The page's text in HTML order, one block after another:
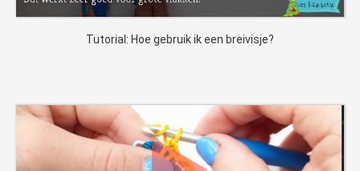
Tutorial: Hoe gebruik ik een breivisje?